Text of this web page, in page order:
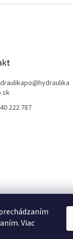
Viac
@hydraulika
222 787